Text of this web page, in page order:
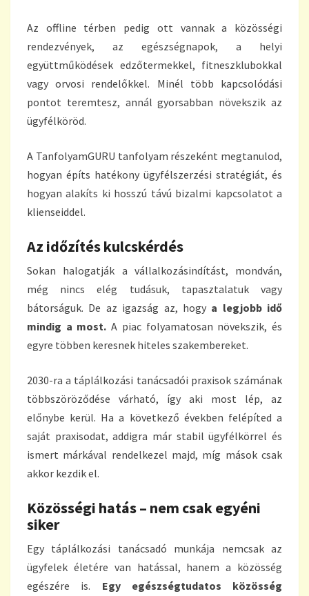
Az offline térben pedig ott vannak a közösségi
rendezvények, az egészségnapok, a helyi
együttműködések edzőtermekkel, fitneszklubokkal
vagy orvosi rendelőkkel. Minél több kapcsolódási
pontot teremtesz, annál gyorsabban növekszik az
ügyfélköröd.
A TanfolyamGURU tanfolyam részeként megtanulod,
hogyan építs hatékony ügyfélszerzési stratégiát, és
hogyan alakíts ki hosszú távú bizalmi kapcsolatot a
klienseiddel.
Az időzítés kulcskérdés
Sokan halogatják a vállalkozásindítást, mondván,
még nincs elég tudásuk, tapasztalatuk vagy
bátorságuk. De az igazság az, hogy a legjobb idő
mindig a most. A piac folyamatosan növekszik, és
egyre többen keresnek hiteles szakembereket.
2030-ra a táplálkozási tanácsadói praxisok számának
többszöröződése várható, így aki most lép, az
előnybe kerül. Ha a következő években felépíted a
saját praxisodat, addigra már stabil ügyfélkörrel és
ismert márkával rendelkezel majd, míg mások csak
akkor kezdik el.
Közösségi hatás – nem csak egyéni
siker
Egy táplálkozási tanácsadó munkája nemcsak az
ügyfelek életére van hatással, hanem a közösség
egészére is. Egy egészségtudatos közösség